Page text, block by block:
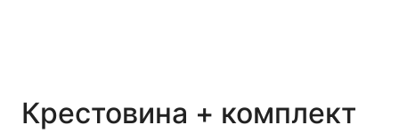
Крестовина + комплект